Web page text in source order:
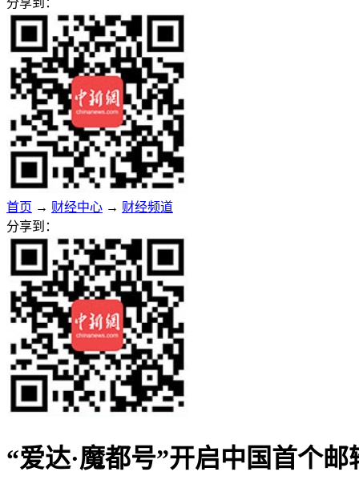
分享到：
首页 → 财经中心 → 财经频道
分享到：
“爱达·魔都号”开启中国首个